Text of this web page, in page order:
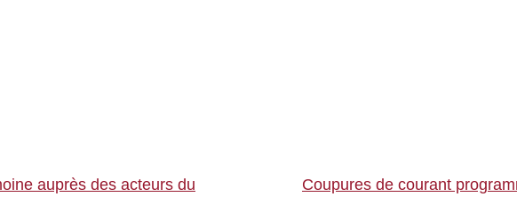
auprès des acteurs du
Coupures de courant